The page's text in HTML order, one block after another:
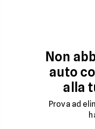
Non
auto
alla
Prova ad